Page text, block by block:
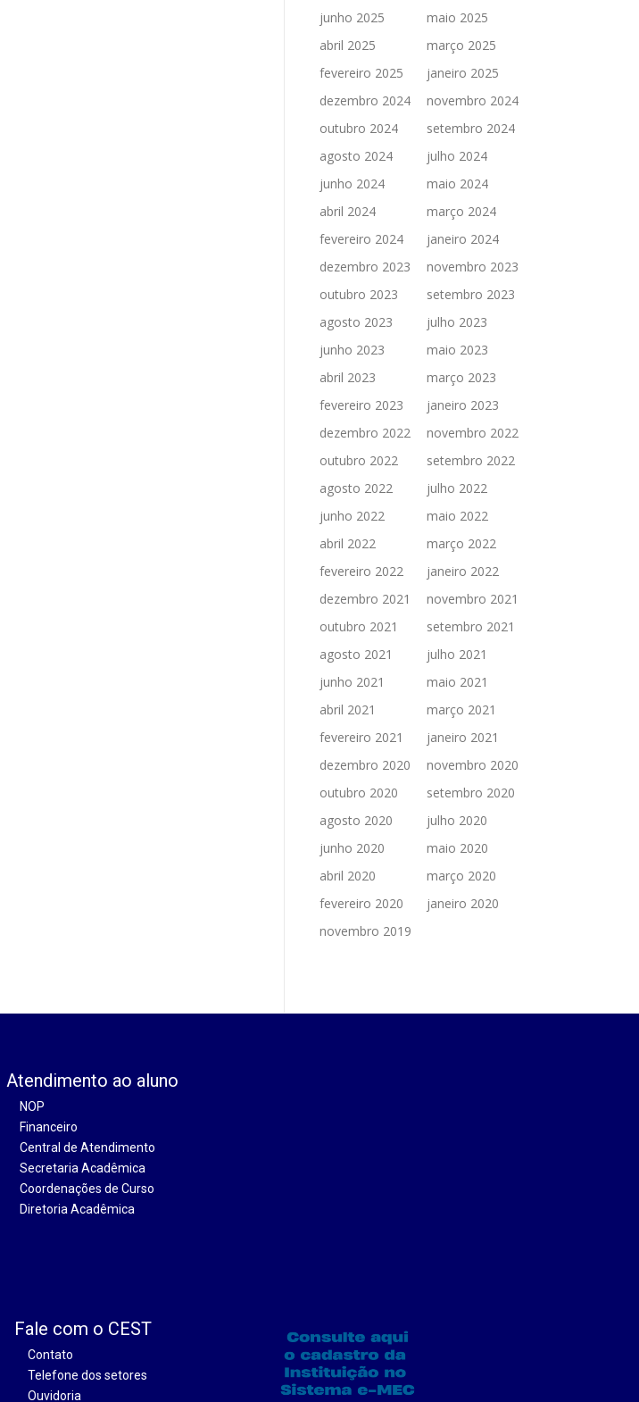
junho 2025
maio 2025
abril 2025
março 2025
fevereiro 2025
janeiro 2025
dezembro 2024
novembro 2024
outubro 2024
setembro 2024
agosto 2024
julho 2024
junho 2024
maio 2024
abril 2024
março 2024
fevereiro 2024
janeiro 2024
dezembro 2023
novembro 2023
outubro 2023
setembro 2023
agosto 2023
julho 2023
junho 2023
maio 2023
abril 2023
março 2023
fevereiro 2023
janeiro 2023
dezembro 2022
novembro 2022
outubro 2022
setembro 2022
agosto 2022
julho 2022
junho 2022
maio 2022
abril 2022
março 2022
fevereiro 2022
janeiro 2022
dezembro 2021
novembro 2021
outubro 2021
setembro 2021
agosto 2021
julho 2021
junho 2021
maio 2021
abril 2021
março 2021
fevereiro 2021
janeiro 2021
dezembro 2020
novembro 2020
outubro 2020
setembro 2020
agosto 2020
julho 2020
junho 2020
maio 2020
abril 2020
março 2020
fevereiro 2020
janeiro 2020
novembro 2019
Atendimento ao aluno
NOP
Financeiro
Central de Atendimento
Secretaria Acadêmica
Coordenações de Curso
Diretoria Acadêmica
Fale com o CEST
Contato
Telefone dos setores
Ouvidoria